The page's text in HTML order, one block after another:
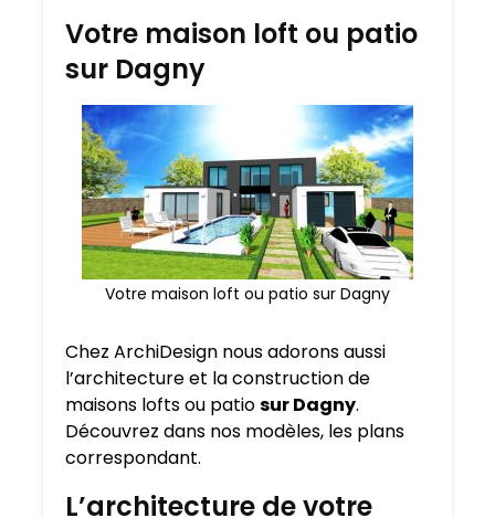
Votre maison loft ou patio
sur Dagny
Votre maison loft ou patio sur Dagny
Chez ArchiDesign nous adorons aussi
l’architecture et la construction de
maisons lofts ou patiosur Dagny.
Découvrez dans nos modèles, les plans
correspondant.
L’architecture de votre